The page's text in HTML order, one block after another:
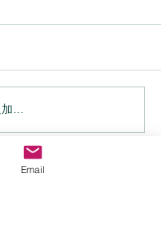
んとインスタ
しました。
…
Email